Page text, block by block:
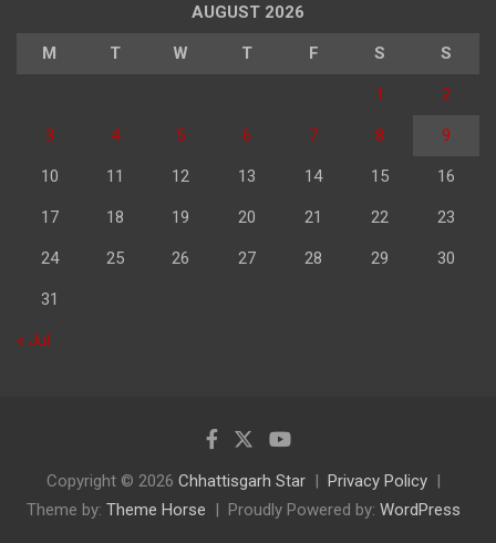
AUGUST 2026
M T W T F S S
1 2
3 4 5 6 7 8 9
10 11 12 13 14 15 16
17 18 19 20 21 22 23
24 25 26 27 28 29 30
31
« Jul
Copyright © 2026 Chhattisgarh Star
Privacy Policy
Theme by: Theme Horse Proudly Powered by: WordPress